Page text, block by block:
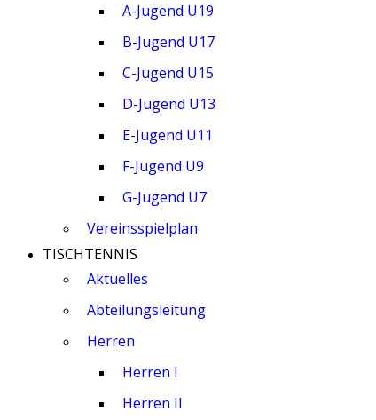
A-Jugend U19
B-Jugend U17
C-Jugend U15
D-Jugend U13
E-Jugend U11
F-Jugend U9
G-Jugend U7
Vereinsspielplan
TISCHTENNIS
Aktuelles
Abteilungsleitung
Herren
Herren I
Herren II